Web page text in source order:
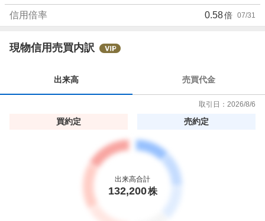
3
%
信用倍率 0.58倍 07/31
現物信用売買内訳
出来高 売買代金
取引日： 2026/8/6
買約定 売約定
出来高合計
132,200株